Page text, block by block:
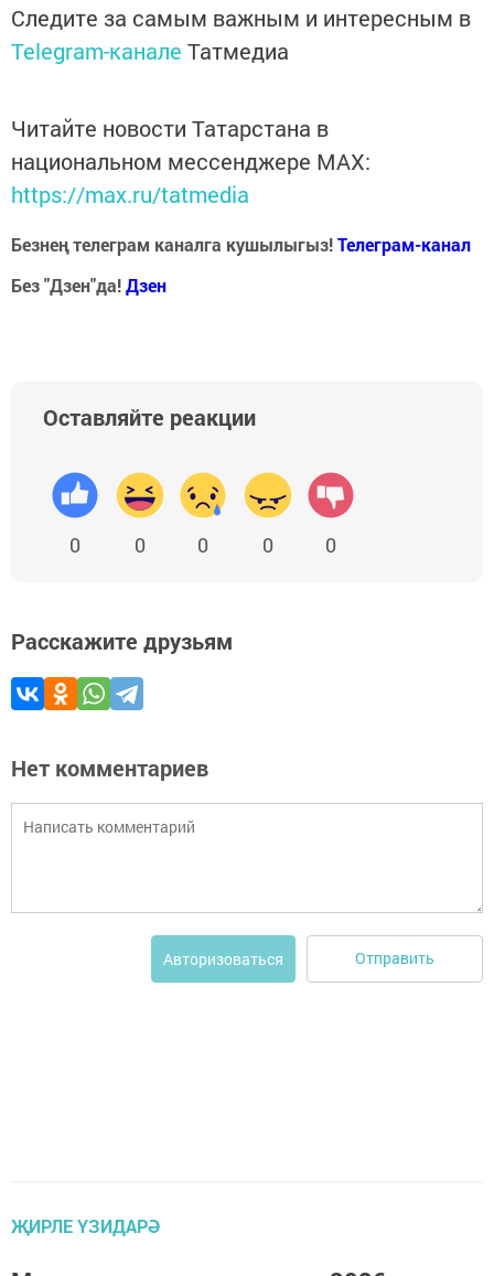
Следите за самым важным и интересным в
Telegram-канале Татмедиа
Читайте новости Татарстана в
национальном мессенджере MАХ:
https://max.ru/tatmedia
Безнең телеграм каналга кушылыгыз!Телеграм-канал
Без "Дзен"да!Дзен
Оставляйте реакции
0 0 0 0 0
Расскажите друзьям
Нет комментариев
Авторизоваться Отправить
ҖИРЛЕ ҮЗИДАРӘ